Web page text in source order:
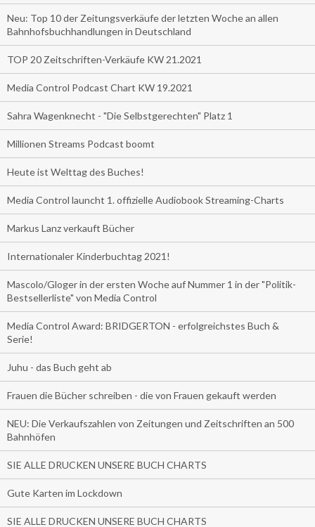
Neu: Top 10 der Zeitungsverkäufe der letzten Woche an allen
Bahnhofsbuchhandlungen in Deutschland
TOP 20 Zeitschriften-Verkäufe KW 21.2021
Media Control Podcast Chart KW 19.2021
Sahra Wagenknecht - "Die Selbstgerechten" Platz 1
Millionen Streams Podcast boomt
Heute ist Welttag des Buches!
Media Control launcht 1. offizielle Audiobook Streaming-Charts
Markus Lanz verkauft Bücher
Internationaler Kinderbuchtag 2021!
Mascolo/Gloger in der ersten Woche auf Nummer 1 in der "Politik-
Bestsellerliste" von Media Control
Media Control Award: BRIDGERTON - erfolgreichstes Buch &
Serie!
Juhu - das Buch geht ab
Frauen die Bücher schreiben - die von Frauen gekauft werden
NEU: Die Verkaufszahlen von Zeitungen und Zeitschriften an 500
Bahnhöfen
SIE ALLE DRUCKEN UNSERE BUCH CHARTS
Gute Karten im Lockdown
SIE ALLE DRUCKEN UNSERE BUCH CHARTS